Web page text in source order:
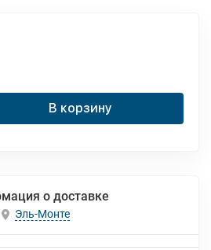
В корзину
о доставке
Эль-Монте